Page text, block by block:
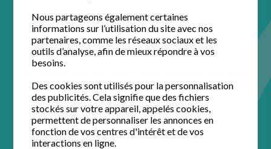
Nous partageons également certaines
informations sur l’utilisation du site avec nos
partenaires, comme les réseaux sociaux et les
outils d’analyse, afin de mieux répondre à vos
besoins.
Des cookies sont utilisés pour la personnalisation
des publicités. Cela signifie que des fichiers
stockés sur votre appareil, appelés cookies,
permettent de personnaliser les annonces en
fonction de vos centres d'intérêt et de vos
interactions en ligne.
Repassage à domicile à
Cébazat
agence de proximité pour un domicile impeccable.
4.5 / 5 sur 60 avisGoogle